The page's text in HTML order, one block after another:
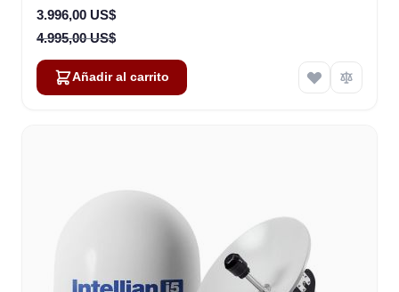
Special Price
3.996,00 US$
4.995,00 US$
Añadir al carrito